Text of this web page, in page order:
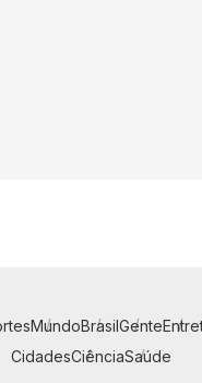
MundoBrasilGente
CidadesCiênciaSaúde